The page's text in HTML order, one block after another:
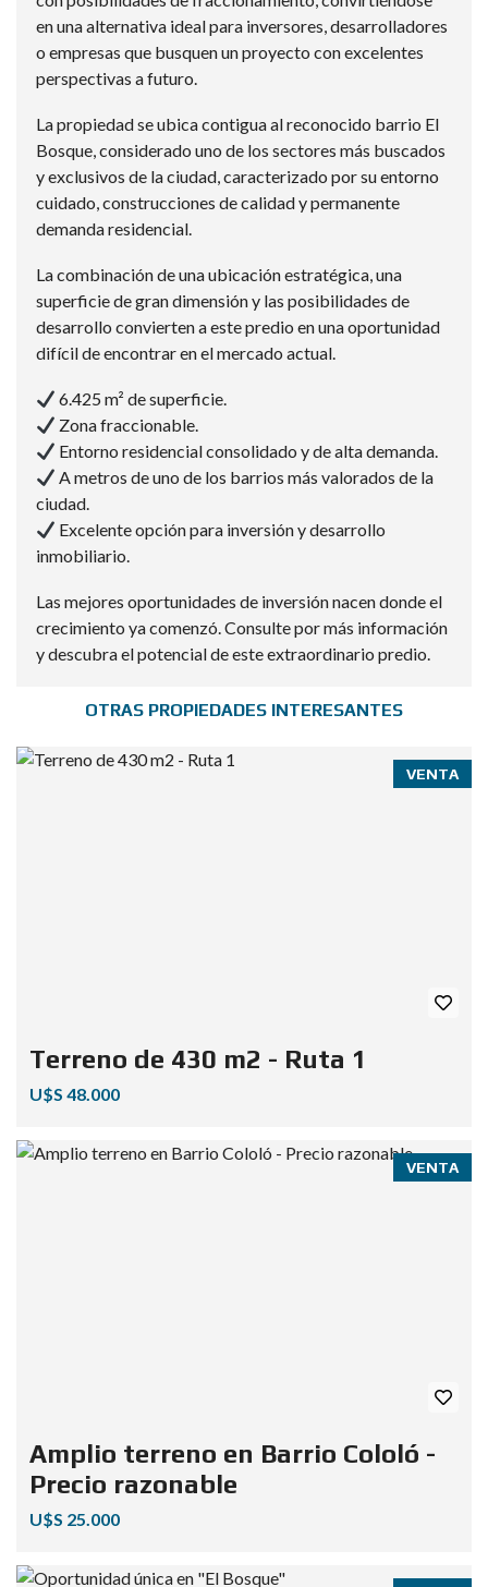
en una alternativa ideal para inversores, desarrolladores
o empresas que busquen un proyecto con excelentes
perspectivas a futuro.
La propiedad se ubica contigua al reconocido barrio El
Bosque, considerado uno de los sectores más buscados
y exclusivos de la ciudad, caracterizado por su entorno
cuidado, construcciones de calidad y permanente
demanda residencial.
La combinación de una ubicación estratégica, una
superficie de gran dimensión y las posibilidades de
desarrollo convierten a este predio en una oportunidad
difícil de encontrar en el mercado actual.
6.425 m² de superficie.
Zona fraccionable.
Entorno residencial consolidado y de alta demanda.
A metros de uno de los barrios más valorados de la
ciudad.
Excelente opción para inversión y desarrollo
inmobiliario.
Las mejores oportunidades de inversión nacen donde el
crecimiento ya comenzó. Consulte por más información
y descubra el potencial de este extraordinario predio.
OTRAS PROPIEDADES INTERESANTES
VENTA
Terreno de 430 m2 - Ruta 1
U$S 48.000
VENTA
Amplio terreno en Barrio Cololó -
Precio razonable
U$S 25.000